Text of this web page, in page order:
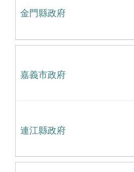
金門縣政府
嘉義市政府
連江縣政府